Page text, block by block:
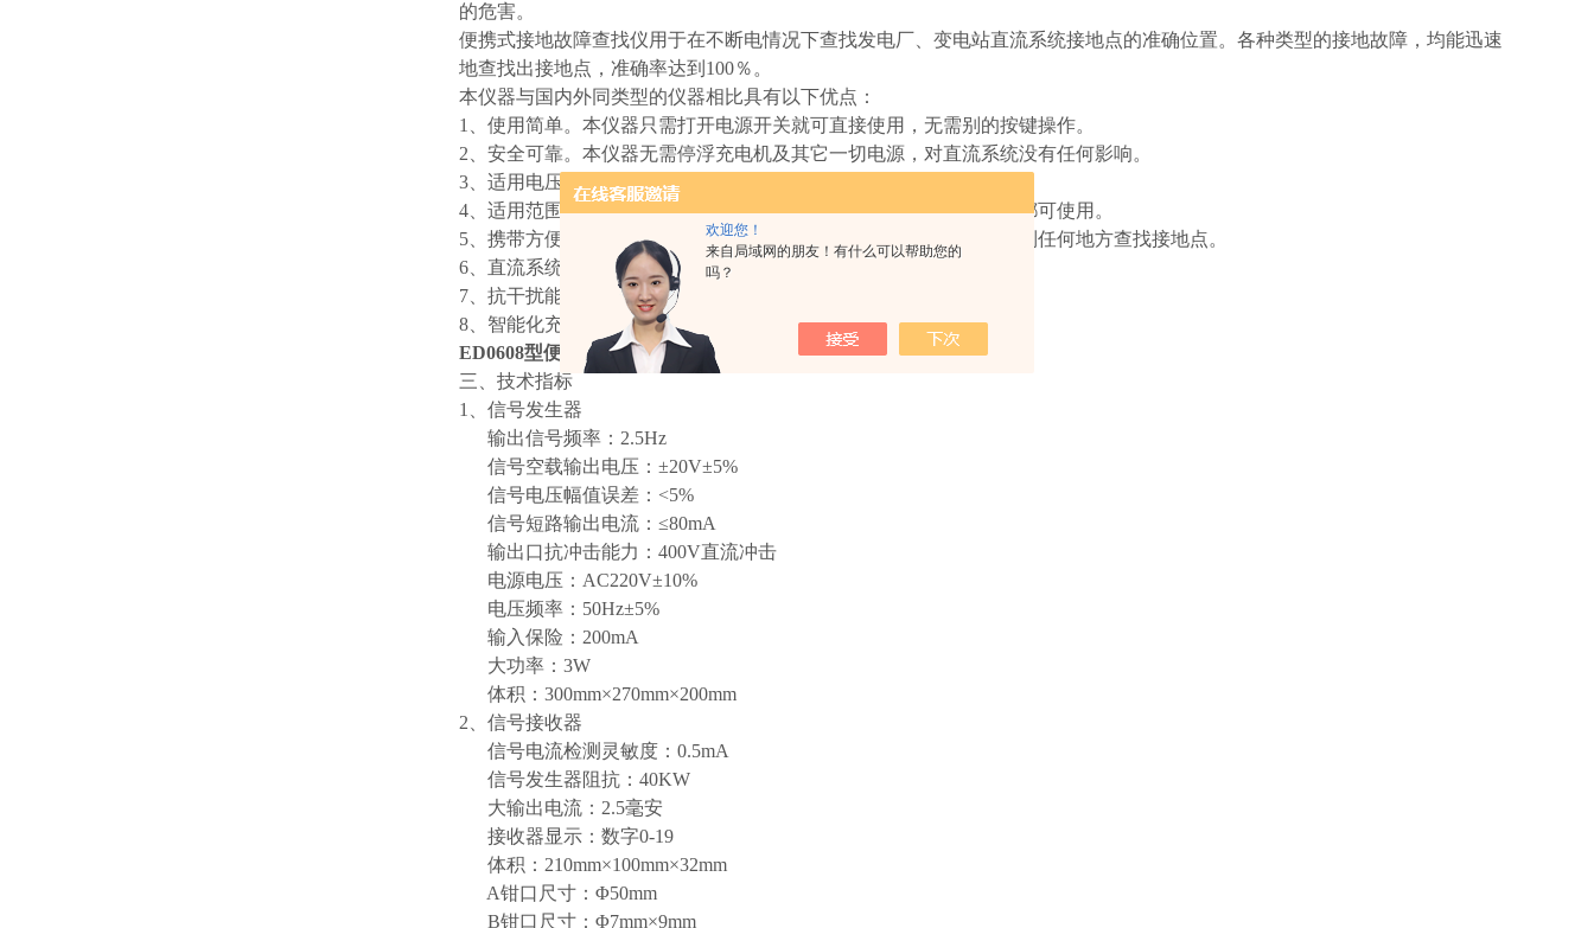
欢迎您！
来自局域网的朋友！有什么可以帮助您的
吗？
的危害。
便携式接地故障查找仪用于在不断电情况下查找发电厂、变电站直流系统接地点的准确位置。各种类型的接地故障，均能迅速
地查找出接地点，准确率达到100％。
本仪器与国内外同类型的仪器相比具有以下优点：
1、使用简单。本仪器只需打开电源开关就可直接使用，无需别的按键操作。
2、安全可靠。本仪器无需停浮充电机及其它一切电源，对直流系统没有任何影响。
3、适用电压等级多。直流系统220V、110V、48V、24V都可以使用。
4、适用范围广。任何类型电厂、变电站、煤矿、化工厂等供电部门都可使用。
5、携带方便，信号接收器自带电池，无需外接电源，可以随身携带到任何地方查找接地点。
6、直流系统不断电查找接地点，不影响系统正常工作。
7、抗干扰能力强，克服了系统分布电容的影响。
8、智能化充电管理，减少充电时间，延长电池寿命。
ED0608型便携式直流系统接地故障测试仪
三、技术指标
1、信号发生器
输出信号频率：2.5Hz
信号空载输出电压：±20V±5%
信号电压幅值误差：<5%
信号短路输出电流：≤80mA
输出口抗冲击能力：400V直流冲击
电源电压：AC220V±10%
电压频率：50Hz±5%
输入保险：200mA
大功率：3W
体积：300mm×270mm×200mm
2、信号接收器
信号电流检测灵敏度：0.5mA
信号发生器阻抗：40KW
大输出电流：2.5毫安
接收器显示：数字0-19
体积：210mm×100mm×32mm
A钳口尺寸：Φ50mm
B钳口尺寸：Φ7mm×9mm